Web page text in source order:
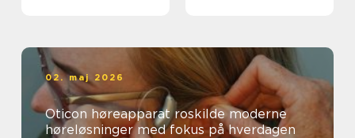
02. maj 2026
Oticon høreapparat roskilde moderne
høreløsninger med fokus på hverdagen